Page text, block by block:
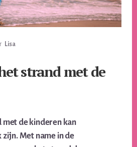
Lisa
strand met de
met de kinderen kan
Met name in de